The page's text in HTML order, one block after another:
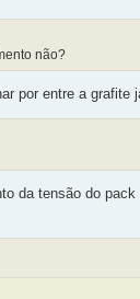
não?
por entre a grafite
da tensão do